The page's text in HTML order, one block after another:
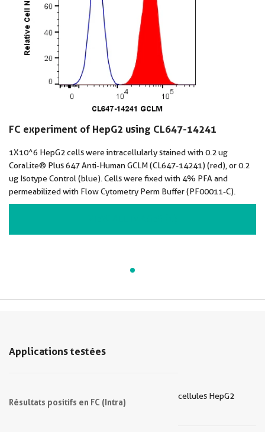
FC experiment of HepG2 using CL647-14241
1X10^6 HepG2 cells were intracellularly stained with 0.2 ug
CoraLite® Plus 647 Anti-Human GCLM (CL647-14241) (red), or 0.2
ug Isotype Control (blue). Cells were fixed with 4% PFA and
permeabilized with Flow Cytometry Perm Buffer (PF00011-C).
Applications testées
Résultats positifs en FC (Intra)
cellules HepG2